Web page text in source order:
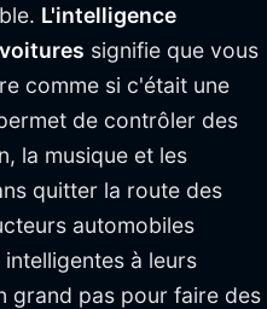
L'intelligence
signifie que vous
comme si c'était une
de contrôler des
la musique et les
quitter la route des
automobiles
à leurs
grand pas pour faire des